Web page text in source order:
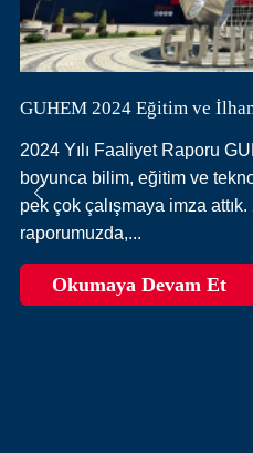
GUHEM 2024 Eğitim ve
2024 Yılı Faaliyet Raporu
boyunca bilim, eğitim ve
pek çok çalışmaya imza attık.
raporumuzda,...
Okumaya Devam Et